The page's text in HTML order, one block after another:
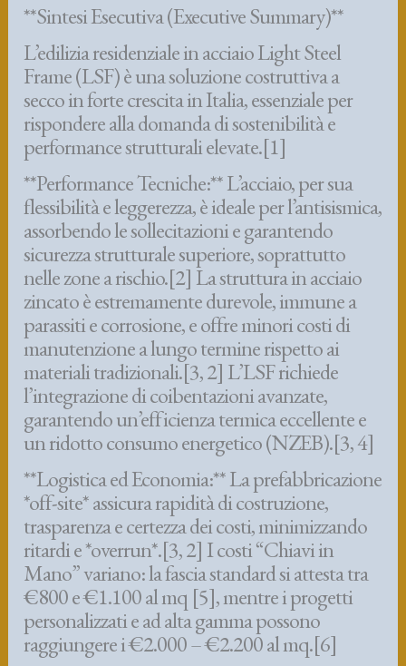
**Sintesi Esecutiva (Executive Summary)**
L’edilizia residenziale in acciaio Light Steel
Frame (LSF) è una soluzione costruttiva a
secco in forte crescita in Italia, essenziale per
rispondere alla domanda di sostenibilità e
performance strutturali elevate.[1]
**Performance Tecniche:** L’acciaio, per sua
flessibilità e leggerezza, è ideale per l’antisismica,
assorbendo le sollecitazioni e garantendo
sicurezza strutturale superiore, soprattutto
nelle zone a rischio.[2] La struttura in acciaio
zincato è estremamente durevole, immune a
parassiti e corrosione, e offre minori costi di
manutenzione a lungo termine rispetto ai
materiali tradizionali.[3, 2] L’LSF richiede
l’integrazione di coibentazioni avanzate,
garantendo un’efficienza termica eccellente e
un ridotto consumo energetico (NZEB).[3, 4]
**Logistica ed Economia:** La prefabbricazione
*off-site* assicura rapidità di costruzione,
trasparenza e certezza dei costi, minimizzando
ritardi e *overrun*.[3, 2] I costi “Chiavi in
Mano” variano: la fascia standard si attesta tra
€800 e €1.100 al mq [5], mentre i progetti
personalizzati e ad alta gamma possono
raggiungere i €2.000 – €2.200 al mq.[6]